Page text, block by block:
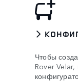
Чтобы
Rover Velar,